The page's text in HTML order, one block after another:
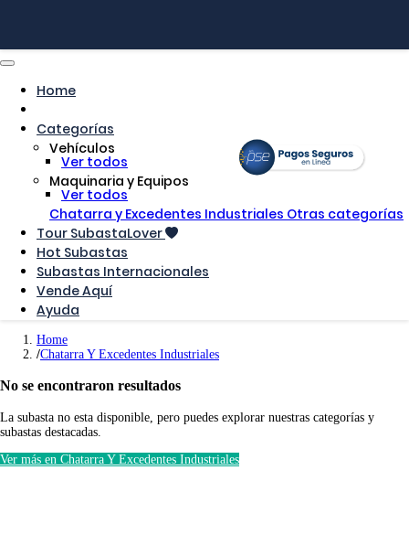
Home
Categorías
Vehículos
Ver todos
Maquinaria y Equipos
Ver todos
Chatarra y Excedentes Industriales Otras categorías
Tour SubastaLover
Hot Subastas
Subastas Internacionales
Vende Aquí
Ayuda
Home
Chatarra Y Excedentes Industriales
No se encontraron resultados
La subasta no esta disponible, pero puedes explorar nuestras categorías y
subastas destacadas.
Ver más en Chatarra Y Excedentes Industriales